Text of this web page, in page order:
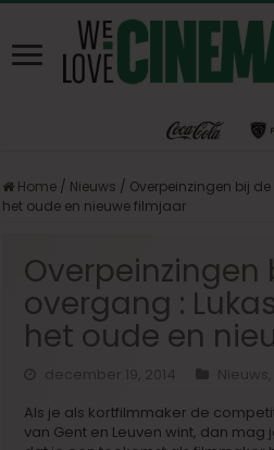
Home / Nieuws / Overpeinzingen bij
het oude en nieuwe filmjaar
Overpeinzingen
overgang :
het oude en
december 19, 2014 Nieuws
Als je als kortfilmmaker de
van Gent en Leuven wint, dan mag